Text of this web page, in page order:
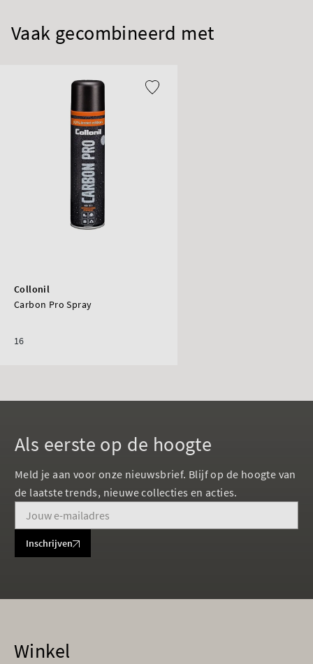
Vaak gecombineerd met
Collonil
Carbon Pro Spray
16
Als eerste op de hoogte
Meld je aan voor onze nieuwsbrief. Blijf op de hoogte van
de laatste trends, nieuwe collecties en acties.
Inschrijven
Winkel